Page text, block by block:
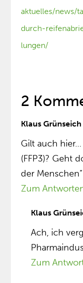
aktuelles/news/
durch-
lungen/
2
Klaus Grünseich
Gilt auch
(FFP3)? Geht
der
Zum
Klaus
Ach, ich
Zum